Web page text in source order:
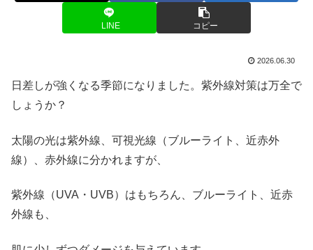
LINE コピー
2026.06.30
日差しが強くなる季節になりました。紫外線対策は万全で
しょうか？
太陽の光は紫外線、可視光線（ブルーライト、近赤外
線）、赤外線に分かれますが、
紫外線（UVA・UVB）はもちろん、ブルーライト、近赤
外線も、